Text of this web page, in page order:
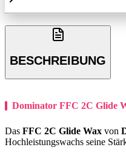
BESCHREIBUNG
Dominator FFC 2C Glide
Das FFC 2C Glide Wax von
Hochleistungswachs seine